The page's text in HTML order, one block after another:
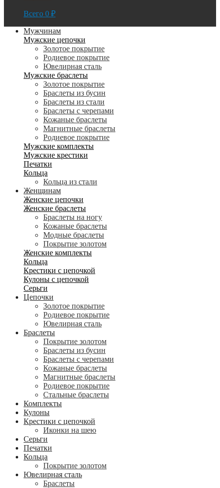
Всего 0 ₽
Мужчинам
Мужские цепочки
Золотое покрытие
Родиевое покрытие
Ювелирная сталь
Мужские браслеты
Золотое покрытие
Браслеты из бусин
Браслеты из стали
Браслеты с черепами
Кожаные браслеты
Магнитные браслеты
Родиевое покрытие
Мужские комплекты
Мужские крестики
Печатки
Кольца
Кольца из стали
Женщинам
Женские цепочки
Женские браслеты
Браслеты на ногу
Кожаные браслеты
Модные браслеты
Покрытие золотом
Женские комплекты
Кольца
Крестики с цепочкой
Кулоны с цепочкой
Серьги
Цепочки
Золотое покрытие
Родиевое покрытие
Ювелирная сталь
Браслеты
Покрытие золотом
Браслеты из бусин
Браслеты с черепами
Кожаные браслеты
Магнитные браслеты
Родиевое покрытие
Стальные браслеты
Комплекты
Кулоны
Крестики с цепочкой
Иконки на шею
Серьги
Печатки
Кольца
Покрытие золотом
Ювелирная сталь
Браслеты